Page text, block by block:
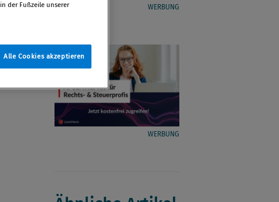
WERBUNG
WERBUNG
in der Fußzeile unserer
Alle Cookies akzeptieren